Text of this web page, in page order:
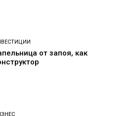
от запоя, как